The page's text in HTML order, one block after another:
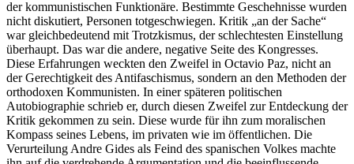
der kommunistischen Funktionäre. Bestimmte Geschehnisse wurden
nicht diskutiert, Personen totgeschwiegen. Kritik „an der Sache“
war gleichbedeutend mit Trotzkismus, der schlechtesten Einstellung
überhaupt. Das war die andere, negative Seite des Kongresses.
Diese Erfahrungen weckten den Zweifel in Octavio Paz, nicht an
der Gerechtigkeit des Antifaschismus, sondern an den Methoden der
orthodoxen Kommunisten. In einer späteren politischen
Autobiographie schrieb er, durch diesen Zweifel zur Entdeckung der
Kritik gekommen zu sein. Diese wurde für ihn zum moralischen
Kompass seines Lebens, im privaten wie im öffentlichen. Die
Verurteilung Andre Gides als Feind des spanischen Volkes machte